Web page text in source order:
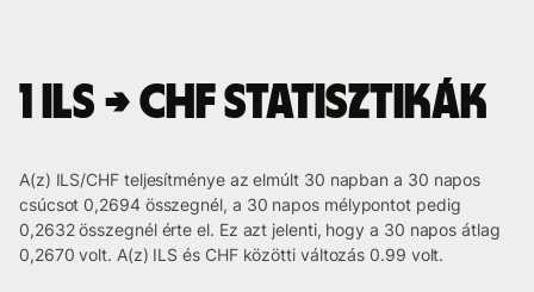
1 ILS → CHF statisztikák
A(z) ILS/CHF teljesítménye az elmúlt 30 napban a 30 napos
csúcsot 0,2694 összegnél, a 30 napos mélypontot pedig
0,2632 összegnél érte el. Ez azt jelenti, hogy a 30 napos átlag
0,2670 volt. A(z) ILS és CHF közötti változás 0.99 volt.